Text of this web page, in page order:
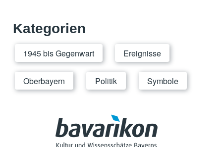
Kategorien
1945 bis Gegenwart Ereignisse
Oberbayern Politik Symbole